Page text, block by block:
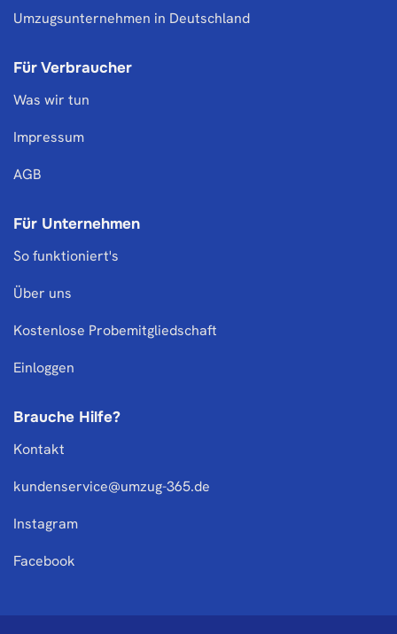
Umzugsunternehmen in Deutschland
Für Verbraucher
Was wir tun
Impressum
AGB
Für Unternehmen
So funktioniert's
Über uns
Kostenlose Probemitgliedschaft
Einloggen
Brauche Hilfe?
Kontakt
kundenservice@umzug-365.de
Instagram
Facebook